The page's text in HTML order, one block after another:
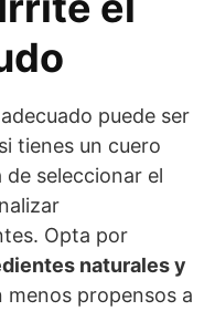
puede ser
tienes un cuero
de seleccionar el
Opta por
naturales y
menos propensos a